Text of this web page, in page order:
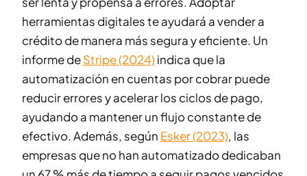
herramientas digitales te ayudará a vender a
crédito de manera más segura y eficiente. Un
informe deStripe (2024)indica que la
automatización en cuentas por cobrar puede
reducir errores y acelerar los ciclos de pago,
ayudando a mantener un flujo constante de
efectivo. Además, según Esker (2023), las
empresas que no han automatizado dedicaban